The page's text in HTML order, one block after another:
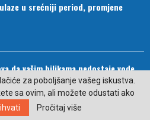
u srećniji period, promjene
da vašim biljkama nedostaje vode
za poboljšanje vašeg iskustva.
sa ovim, ali možete odustati ako
Pročitaj više